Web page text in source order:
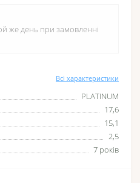
Всі характеристики
PLATINUM
17,6
15,1
2,5
7 років
же день при замовленні